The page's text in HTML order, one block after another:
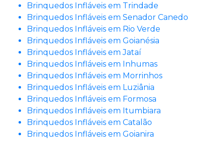
Brinquedos Infláveis em Trindade
Brinquedos Infláveis em Senador Canedo
Brinquedos Infláveis em Rio Verde
Brinquedos Infláveis em Goianésia
Brinquedos Infláveis em Jataí
Brinquedos Infláveis em Inhumas
Brinquedos Infláveis em Morrinhos
Brinquedos Infláveis em Luziânia
Brinquedos Infláveis em Formosa
Brinquedos Infláveis em Itumbiara
Brinquedos Infláveis em Catalão
Brinquedos Infláveis em Goianira